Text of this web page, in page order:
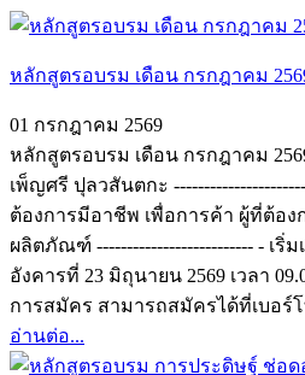
หลักสูตรอบรม เดือน กรกฎาคม
01 กรกฎาคม 2569
หลักสูตรอบรม เดือน กรกฎาคม
เพ็ญศรี ปุลวสันตกะ
ต้องการมีอาชีพ เพื่อการค้า ผู้ที่ต้อ
ผลิตภัณฑ์ -------------------------- - เริ่
อังคารที่ 23 มิถุนายน 2569 เวลา
การสมัคร สามารถสมัครได้ที่เบอร์
อ่านต่อ...